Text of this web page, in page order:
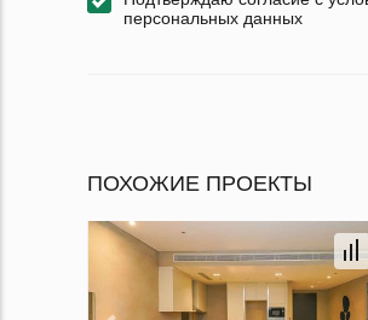
персональных данных
ПОХОЖИЕ ПРОЕКТЫ